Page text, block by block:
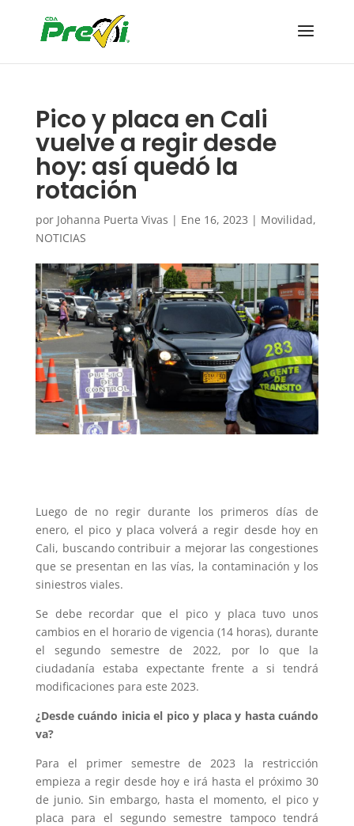
Pico y placa en Cali
vuelve a regir desde
hoy: así quedó la
rotación
por Johanna Puerta Vivas | Ene 16, 2023 | Movilidad,
NOTICIAS
Luego de no regir durante los primeros días de
enero, el pico y placa volverá a regir desde hoy en
Cali, buscando contribuir a mejorar las congestiones
que se presentan en las vías, la contaminación y los
siniestros viales.
Se debe recordar que el pico y placa tuvo unos
cambios en el horario de vigencia (14 horas), durante
el segundo semestre de 2022, por lo que la
ciudadanía estaba expectante frente a si tendrá
modificaciones para este 2023.
¿Desde cuándo inicia el pico y placa y hasta cuándo
va?
Para el primer semestre de 2023 la restricción
empieza a regir desde hoy e irá hasta el próximo 30
de junio. Sin embargo, hasta el momento, el pico y
placa para el segundo semestre tampoco tendrá